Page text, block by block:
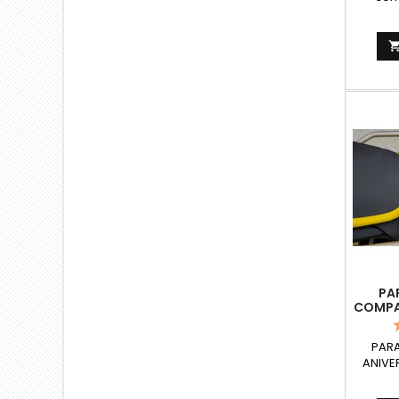
LC
Para
2019-
